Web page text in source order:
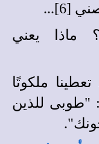
[6]...
ماذا يعني
ملكوتًا
"طوبى للذين